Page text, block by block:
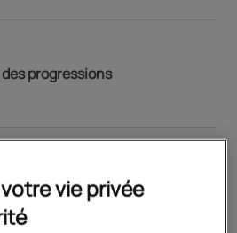
progressions
entre inscritsvie privée